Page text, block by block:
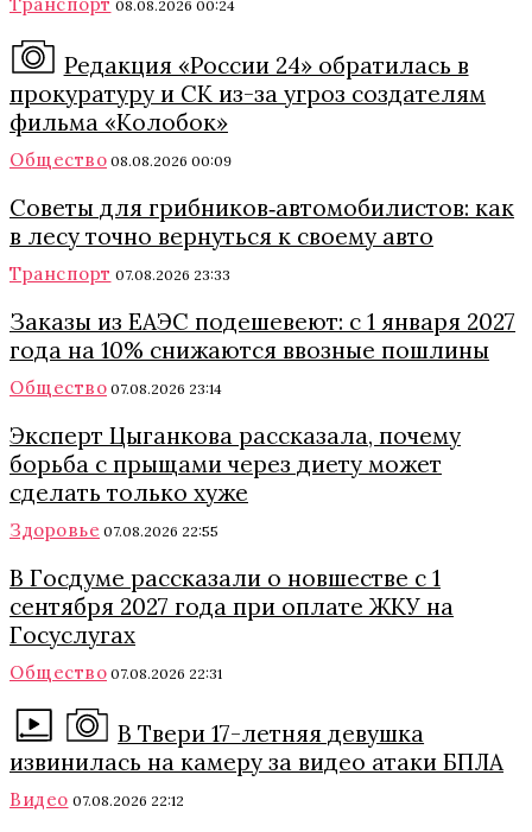
08.08.2026 00:24
Редакция «России 24» обратилась в
прокуратуру и СК из-за угроз создателям
фильма «Колобок»
Общество 08.08.2026 00:09
Советы для грибников‑автомобилистов: как
в лесу точно вернуться к своему авто
Транспорт 07.08.2026 23:33
Заказы из ЕАЭС подешевеют: с 1 января 2027
года на 10% снижаются ввозные пошлины
Общество 07.08.2026 23:14
Эксперт Цыганкова рассказала, почему
борьба с прыщами через диету может
сделать только хуже
Здоровье 07.08.2026 22:55
В Госдуме рассказали о новшестве с 1
сентября 2027 года при оплате ЖКУ на
Госуслугах
Общество 07.08.2026 22:31
В Твери 17-летняя девушка
извинилась на камеру за видео атаки БПЛА
Видео 07.08.2026 22:12